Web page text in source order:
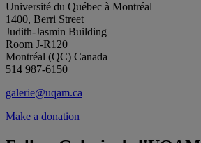
Université du Québec à Montréal
1400, Berri Street
Judith-Jasmin Building
Room J-R120
Montréal (QC) Canada
514 987-6150
galerie@uqam.ca
Make a donation